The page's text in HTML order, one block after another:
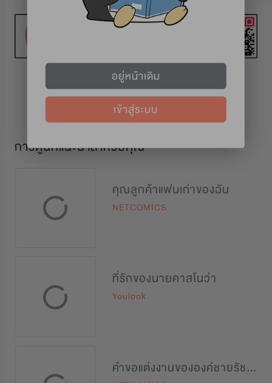
การ์ตูนที่แนะนำสำหรับคุณ
คุณลูกค้าแฟนเก่าของฉัน
NETCOMICS
ที่รักของนายคาสโนว่า
Youlook
คำขอแต่งงานขององค์ชายรัชทายาท
อยู่หน้าเดิม
เข้าสู่ระบบ